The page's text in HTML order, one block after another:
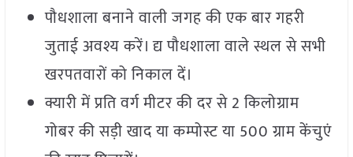
पौधशाला बनाने वाली जगह की एक बार गहरी
जुताई अवश्य करें। द्य पौधशाला वाले स्थल से सभी
खरपतवारों को निकाल दें।
क्यारी में प्रति वर्ग मीटर की दर से 2 किलोग्राम
गोबर की सड़ी खाद या कम्पोस्ट या 500 ग्राम केंचुएं